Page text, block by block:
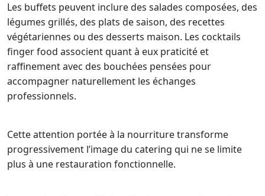
Les buffets peuvent inclure des salades composées, des
légumes grillés, des plats de saison, des recettes
végétariennes ou des desserts maison. Les cocktails
finger food associent quant à eux praticité et
raffinement avec des bouchées pensées pour
accompagner naturellement les échanges
professionnels.
Cette attention portée à la nourriture transforme
progressivement l’image du catering qui ne se limite
plus à une restauration fonctionnelle.